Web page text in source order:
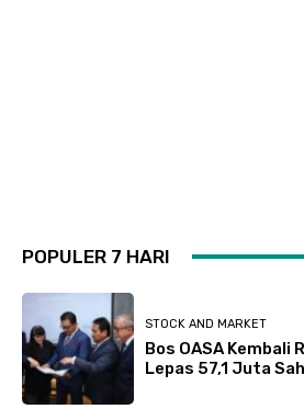
POPULER 7 HARI
STOCK AND MARKET
Bos OASA Kembali
Lepas 57,1 Juta